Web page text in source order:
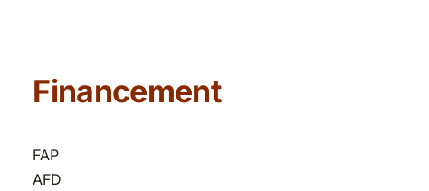
Financement
FAP
AFD